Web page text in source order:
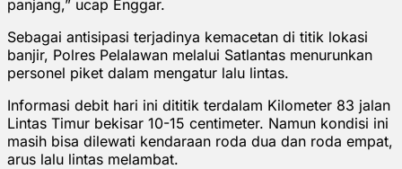
panjang,” ucap Enggar.
Sebagai antisipasi terjadinya kemacetan di titik lokasi
banjir, Polres Pelalawan melalui Satlantas menurunkan
personel piket dalam mengatur lalu lintas.
Informasi debit hari ini dititik terdalam Kilometer 83 jalan
Lintas Timur bekisar 10-15 centimeter. Namun kondisi ini
masih bisa dilewati kendaraan roda dua dan roda empat,
arus lalu lintas melambat.